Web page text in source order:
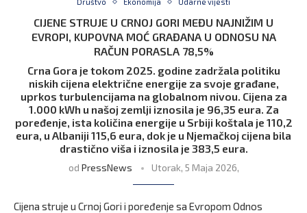
CIJENE STRUJE U CRNOJ GORI MEĐU NAJNIŽIM U
EVROPI, KUPOVNA MOĆ GRAĐANA U ODNOSU NA
RAČUN PORASLA 78,5%
Crna Gora je tokom 2025. godine zadržala politiku
niskih cijena električne energije za svoje građane,
uprkos turbulencijama na globalnom nivou. Cijena za
1.000 kWh u našoj zemlji iznosila je 96,35 eura. Za
poređenje, ista količina energije u Srbiji koštala je 110,2
eura, u Albaniji 115,6 eura, dok je u Njemačkoj cijena bila
drastično viša i iznosila je 383,5 eura.
od PressNews Utorak, 5 Maja 2026,
Cijena struje u Crnoj Gori i poređenje sa Evropom Odnos